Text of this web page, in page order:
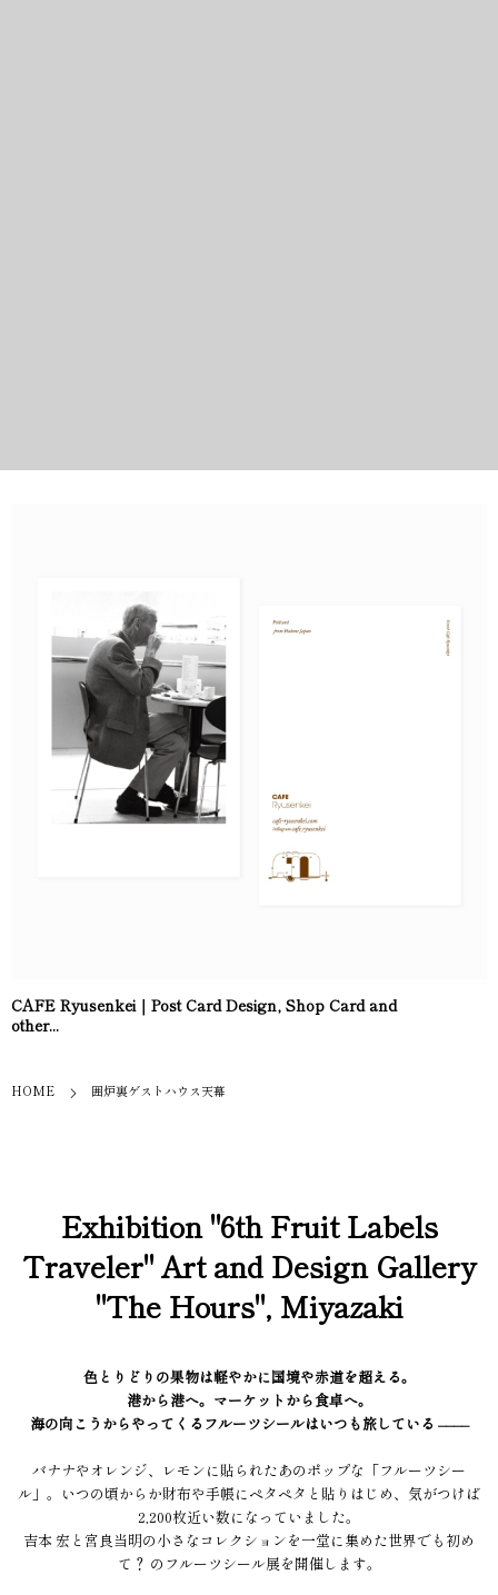
CAFE Ryusenkei｜Post Card Design, Shop Card and
other...
HOME 囲炉裏ゲストハウス天幕
Exhibition "6th Fruit Labels
Traveler" Art and Design Gallery
"The Hours", Miyazaki
色とりどりの果物は軽やかに国境や赤道を超える。
港から港へ。マーケットから食卓へ。
海の向こうからやってくるフルーツシールはいつも旅している ––––
バナナやオレンジ、レモンに貼られたあのポップな「フルーツシー
ル」。いつの頃からか財布や手帳にペタペタと貼りはじめ、気がつけば
2,200枚近い数になっていました。
吉本 宏と宮良当明の小さなコレクションを一堂に集めた世界でも初め
て？ のフルーツシール展を開催します。